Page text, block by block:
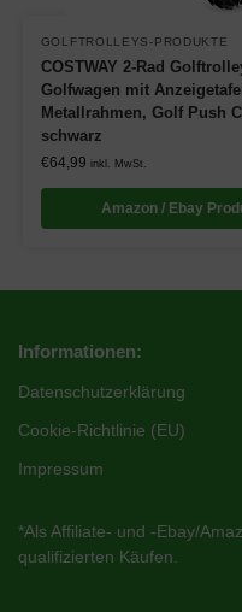
GOLFTROLLEYS-PRODUKTE
COSTWAY 2-Rad
Golfwagen mit
Metallrahmen, Golf Push
schwarz
€64,99 inkl. MwSt.
Amazon / Ebay
Informationen:
Datenschutzerklärung
Cookie-Richtlinie (EU)
Impressum
*Als Affiliate- und -Ebay/
qualifizierten Käufen.